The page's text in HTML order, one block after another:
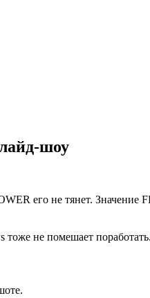
шоу
его не тянет. Значение
не помешает